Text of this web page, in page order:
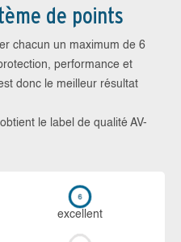
de points
chacun un maximum de 6
performance et
donc le meilleur résultat
le label de qualité AV-
ex­cellent